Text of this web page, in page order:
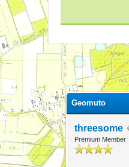
7 stemmen
Geomuto
threesome
Premium Member